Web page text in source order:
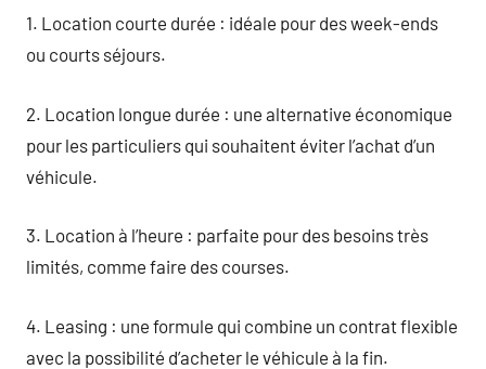
1. Location courte durée : idéale pour des week-ends
ou courts séjours.
2. Location longue durée : une alternative économique
pour les particuliers qui souhaitent éviter l’achat d’un
véhicule.
3. Location à l’heure : parfaite pour des besoins très
limités, comme faire des courses.
4. Leasing : une formule qui combine un contrat flexible
avec la possibilité d’acheter le véhicule à la fin.